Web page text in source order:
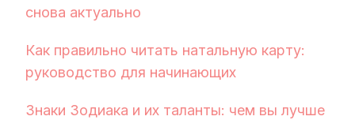
снова актуально
Как правильно читать натальную карту:
руководство для начинающих
Знаки Зодиака и их таланты: чем вы лучше